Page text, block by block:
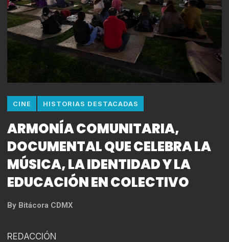
CINE HISTORIAS DESTACADAS
ARMONÍA COMUNITARIA,
DOCUMENTAL QUE CELEBRA LA
MÚSICA, LA IDENTIDAD Y LA
EDUCACIÓN EN COLECTIVO
By Bitácora CDMX
REDACCIÓN